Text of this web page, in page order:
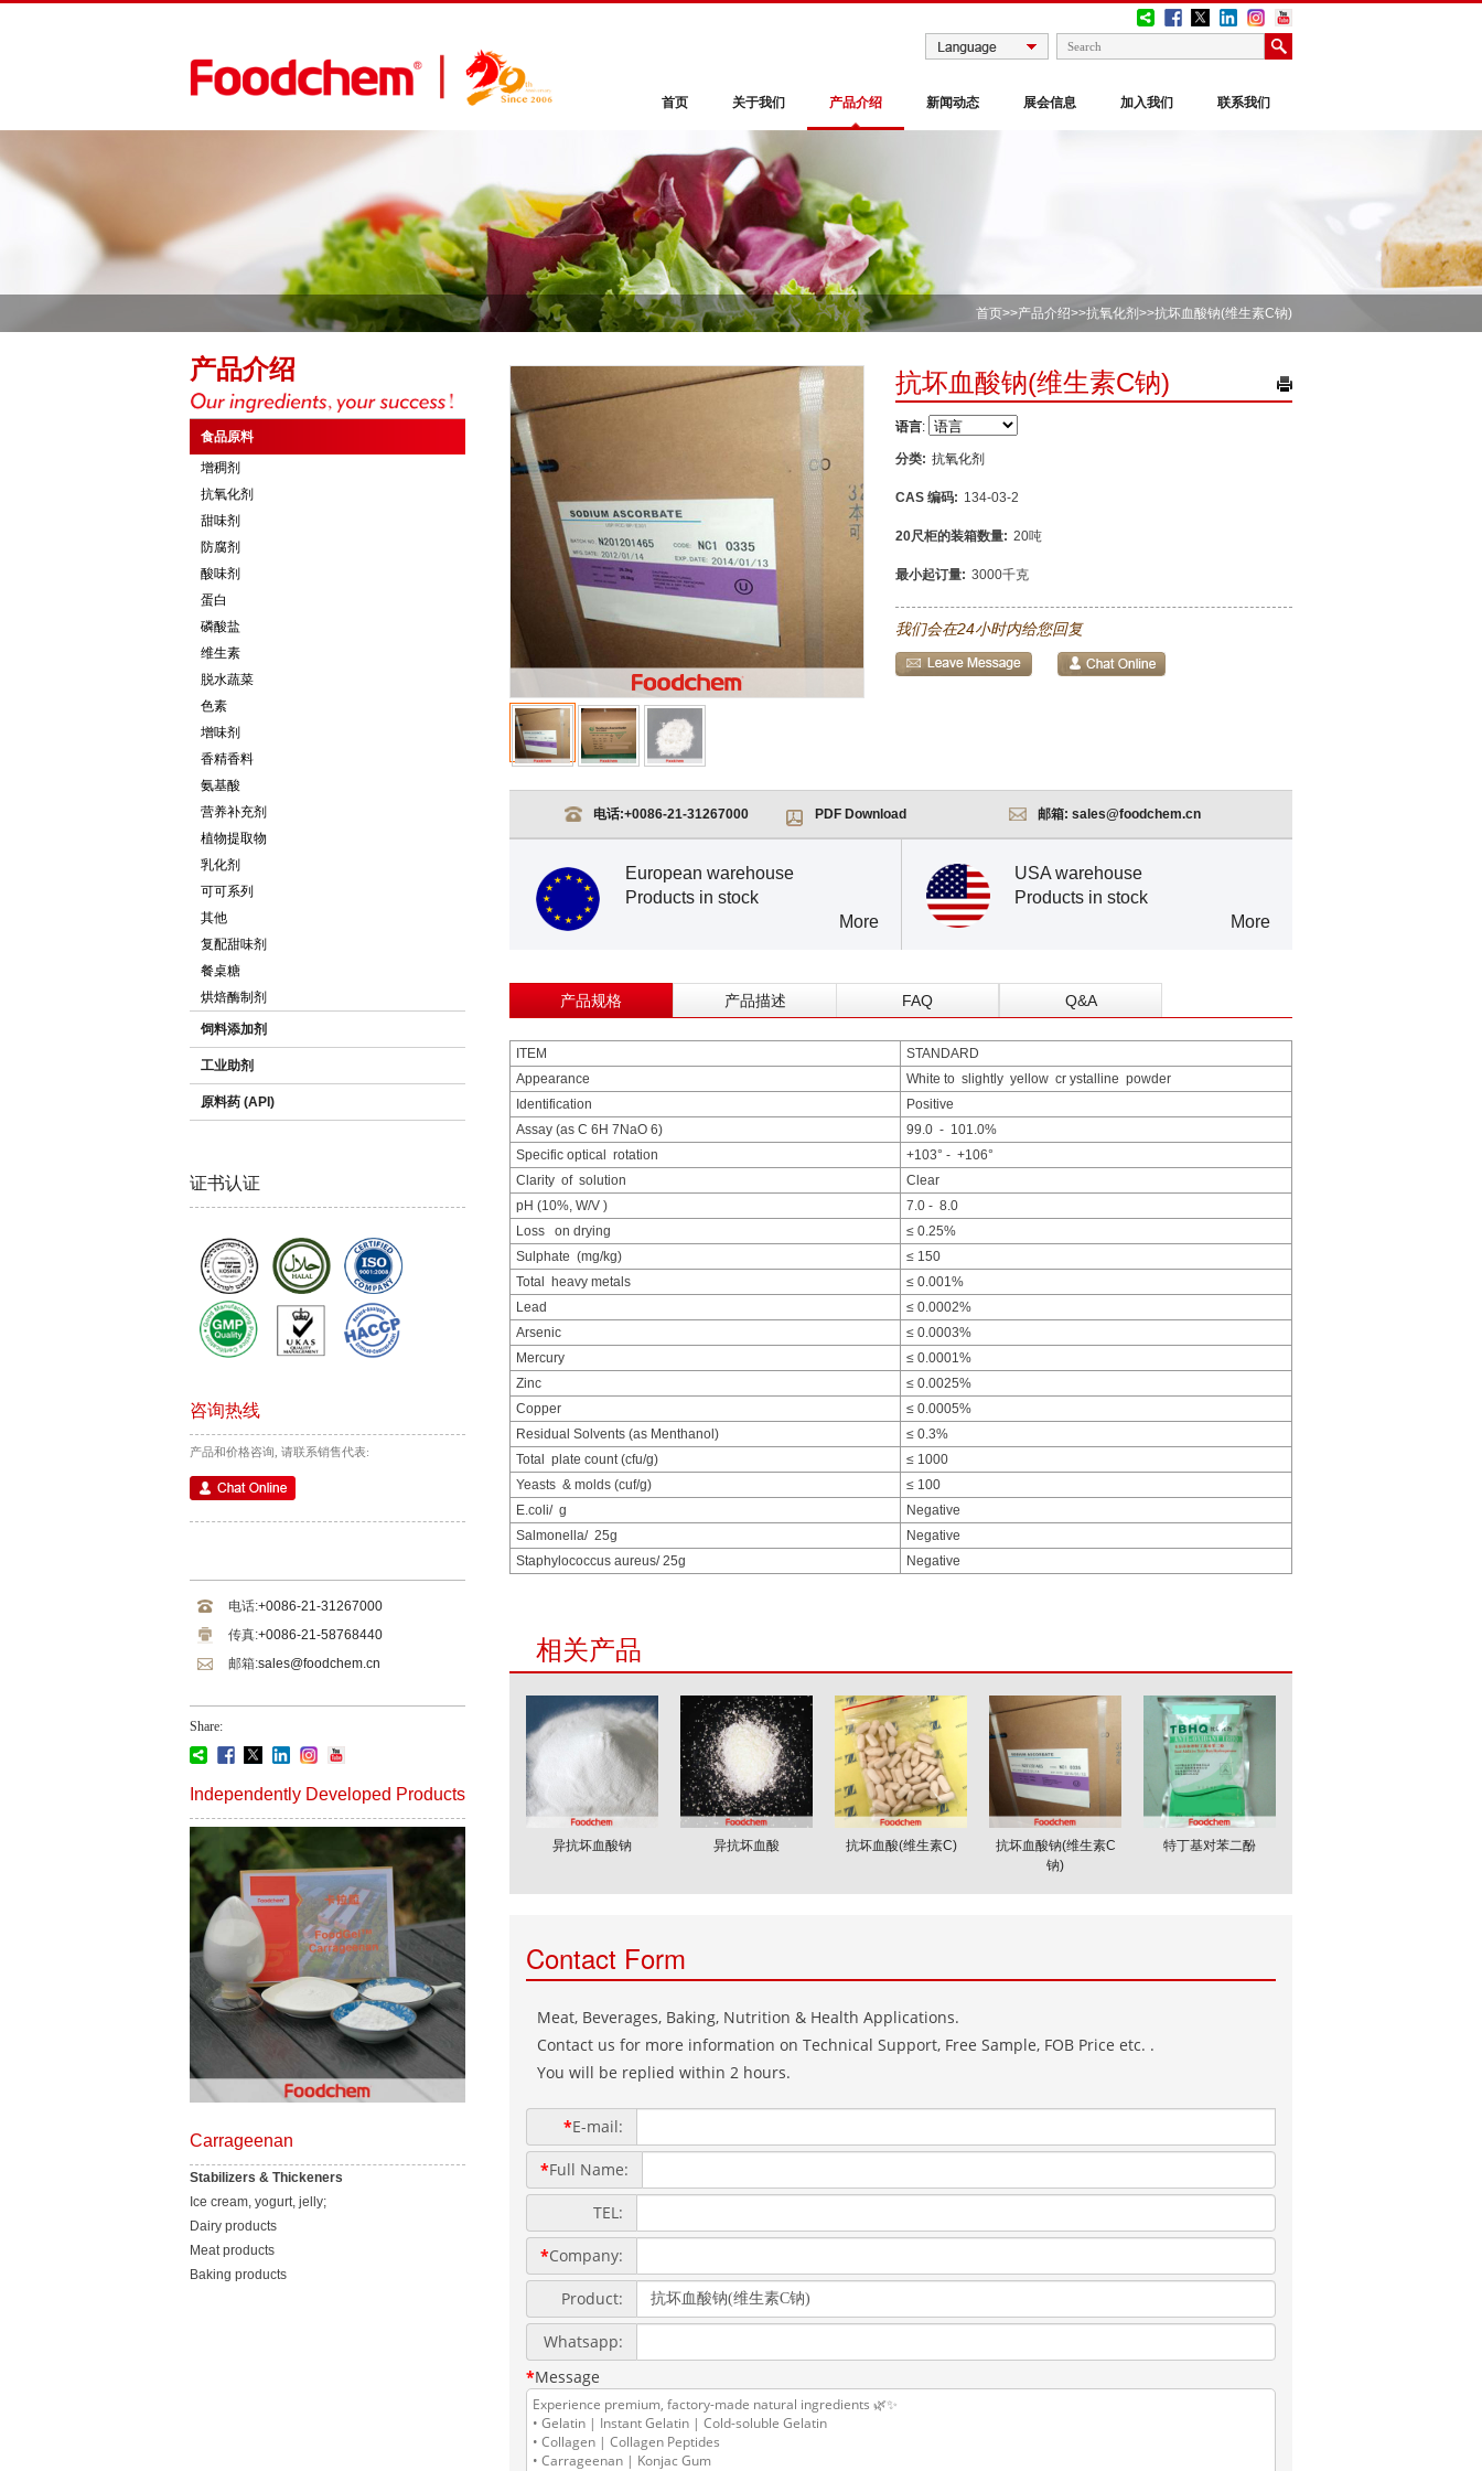
首页 关于我们 产品介绍 新闻动态 展会信息 加入我们 联系我们
首页>>产品介绍>>抗氧化剂 >>抗坏血酸钠(维生素C钠)
产品介绍
食品原料
增稠剂
抗氧化剂
甜味剂
防腐剂
酸味剂
蛋白
磷酸盐
维生素
脱水蔬菜
色素
增味剂
香精香料
氨基酸
营养补充剂
植物提取物
乳化剂
可可系列
其他
复配甜味剂
餐桌糖
烘焙酶制剂
饲料添加剂
工业助剂
原料药 (API)
证书认证
咨询热线
产品和价格咨询, 请联系销售代表:
电话:+0086-21-31267000
传真:+0086-21-58768440
邮箱:sales@foodchem.cn
Share:
Independently Developed Products
Carrageenan
Stabilizers & Thickeners
Ice cream, yogurt, jelly;
Dairy products
Meat products
Baking products
抗坏血酸钠(维生素C钠)
语言:
分类: 抗氧化剂
CAS 编码: 134-03-2
20尺柜的装箱数量: 20吨
最小起订量: 3000千克
我们会在24小时内给您回复
电话:+0086-21-31267000 PDF Download 邮箱: sales@foodchem.cn
European warehouse
Products in stock
More
USA warehouse
Products in stock
More
产品规格 产品描述 FAQ Q&A
ITEM
STANDARD
Appearance
White to slightly yellow cr ystalline powder
Identification
Positive
Assay (as C 6H 7NaO 6)
99.0 ‐ 101.0%
Specific optical rotation
+103° ‐ +106°
Clarity of solution
Clear
pH (10%, W/V )
7.0 ‐ 8.0
Loss on drying
≤ 0.25%
Sulphate (mg/kg)
≤ 150
Total heavy metals
≤ 0.001%
Lead
≤ 0.0002%
Arsenic
≤ 0.0003%
Mercury
≤ 0.0001%
Zinc
≤ 0.0025%
Copper
≤ 0.0005%
Residual Solvents (as Menthanol)
≤ 0.3%
Total plate count (cfu/g)
≤ 1000
Yeasts & molds (cuf/g)
≤ 100
E.coli/ g
Negative
Salmonella/ 25g
Negative
Staphylococcus aureus/ 25g
Negative
相关产品
异抗坏血酸钠 异抗坏血酸 抗坏血酸(维生素C)
抗坏血酸钠(维生素C
钠)
特丁基对苯二酚